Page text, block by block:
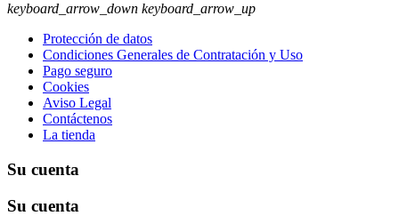
keyboard_arrow_down keyboard_arrow_up
Protección de datos
Condiciones Generales de Contratación y Uso
Pago seguro
Cookies
Aviso Legal
Contáctenos
La tienda
Su cuenta
Su cuenta